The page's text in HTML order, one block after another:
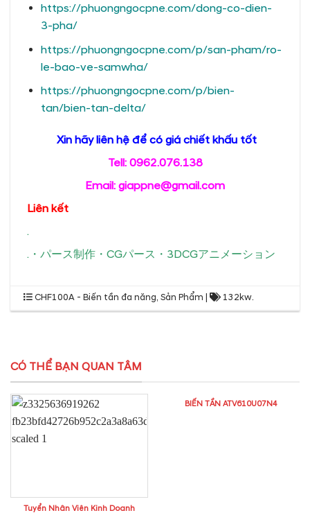
https://phuongngocpne.com/dong-co-dien-
3-pha/
https://phuongngocpne.com/p/san-pham/ro-
le-bao-ve-samwha/
https://phuongngocpne.com/p/bien-
tan/bien-tan-delta/
Xin hãy liên hệ để có giá chiết khấu tốt
Tell: 0962.076.138
Email: giappne@gmail.com
Liên kết
.
. ・ パース制作 ・ CGパース ・ 3DCGアニメーション
CHF100A - Biến tần đa năng,Sản Phẩm | 132kw.
CÓ THỂ BẠN QUAN TÂM
Tuyển Nhân Viên Kinh Doanh
BIẾN TẦN ATV610U07N4